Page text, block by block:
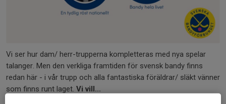
Vi ser hur dam/ herr-trupperna kompletteras med nya spelar
talanger. Men den verkliga framtiden för svensk bandy finns
redan här - i vår trupp och alla fantastiska föräldrar/ släkt vänner
som finns runt laget. Vi vill...